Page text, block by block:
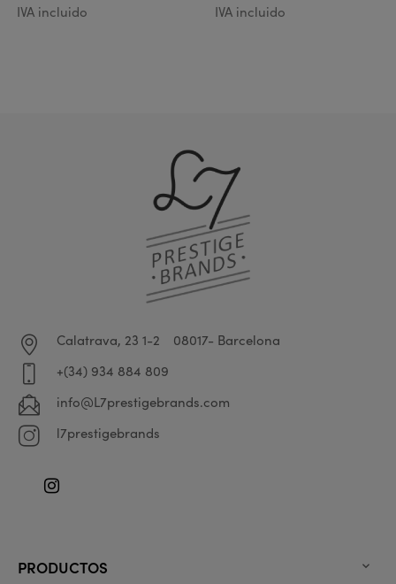
IVA incluido IVA incluido
Calatrava, 23 1-2
08017- Barcelona
+(34) 934 884 809
info@L7prestigebrands.com
l7prestigebrands
Instagram
PRODUCTOS 